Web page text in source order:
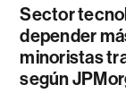
Sector
depender
minoristas
según